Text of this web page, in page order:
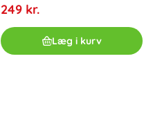
249 kr.
Læg i kurv